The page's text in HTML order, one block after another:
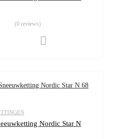
(0 reviews)
Nordic Star N